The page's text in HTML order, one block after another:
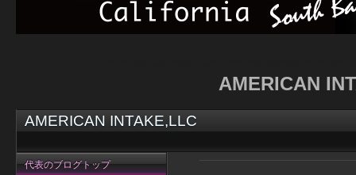
AMERICAN
AMERICAN INTAKE,LLC
代表のブログトップ